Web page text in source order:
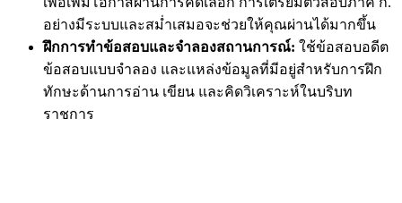
อย่างมีระบบและสม่ำเสมอจะช่วยให้คุณผ่านได้มากขึ้น
ฝึกการทำข้อสอบและจำลองสถานการณ์: ใช้ข้อสอบอดีต
ข้อสอบแบบจำลอง และแหล่งข้อมูลที่มีอยู่สำหรับการฝึก
ทักษะด้านการอ่าน เขียน และคิดวิเคราะห์ในบริบท
ราชการ